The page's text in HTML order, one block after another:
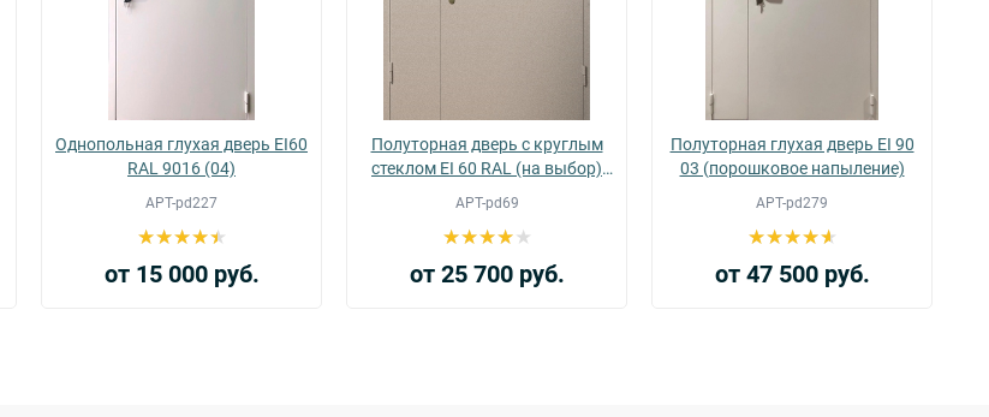
Однопольная глухая дверь EI60
RAL 9016 (04)
АРТ-pd227
от 15 000 руб.
Полуторная дверь с круглым
стеклом EI 60 RAL (на выбор)
АРТ-pd69
от 25 700 руб.
Полуторная глухая дверь EI 90
03 (порошковое напыление)
АРТ-pd279
от 47 500 руб.